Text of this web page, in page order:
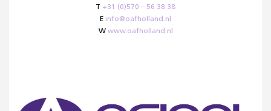
T +31 (0)570 – 56 38 38
E info@oafholland.nl
W www.oafholland.nl